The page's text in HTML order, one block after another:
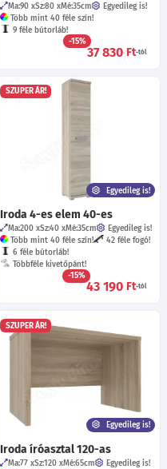
Ma:90 Sz:80 Mé:35cm
Egyedileg is!
Több mint 40 féle szín!
9 féle bútorláb!
-15%
37 830 Ft-tól
SZUPER ÁR!
Egyedileg is!
Iroda 4-es elem 40-es
Ma:200 Sz:40 Mé:35cm
Egyedileg is!
Több mint 40 féle szín!
42 féle fogó!
6 féle bútorláb!
Többféle kivetőpánt!
-15%
43 190 Ft-tól
SZUPER ÁR!
Egyedileg is!
Iroda íróasztal 120-as
Ma:77 Sz:120 Mé:65cm
Egyedileg is!